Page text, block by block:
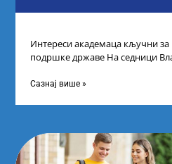
Интереси академаца кључни за
подршке државе На седници
Сазнај више »